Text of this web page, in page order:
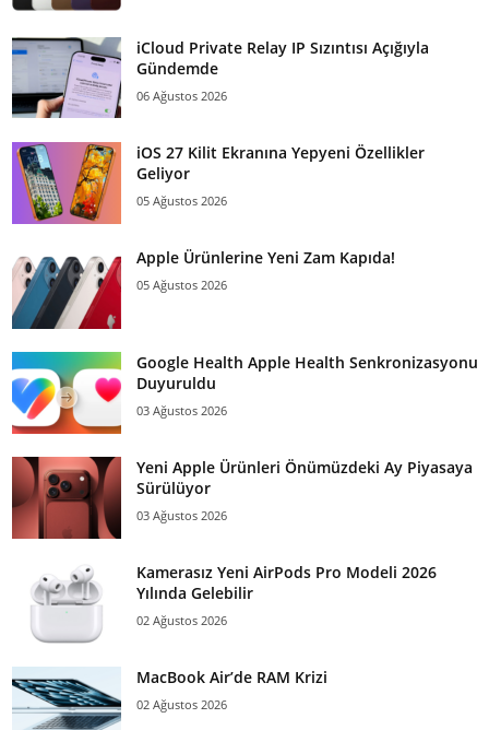
iCloud Private Relay IP Sızıntısı Açığıyla
Gündemde
06 Ağustos 2026
iOS 27 Kilit Ekranına Yepyeni Özellikler
Geliyor
05 Ağustos 2026
Apple Ürünlerine Yeni Zam Kapıda!
05 Ağustos 2026
Google Health Apple Health Senkronizasyonu
Duyuruldu
03 Ağustos 2026
Yeni Apple Ürünleri Önümüzdeki Ay Piyasaya
Sürülüyor
03 Ağustos 2026
Kamerasız Yeni AirPods Pro Modeli 2026
Yılında Gelebilir
02 Ağustos 2026
MacBook Air’de RAM Krizi
02 Ağustos 2026